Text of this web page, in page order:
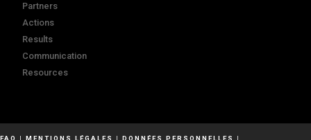
Partners
Actions
Results
Communication
Resources
FAQ | MENTIONS LÉGALES | DONNÉES PERSONNELLES
|